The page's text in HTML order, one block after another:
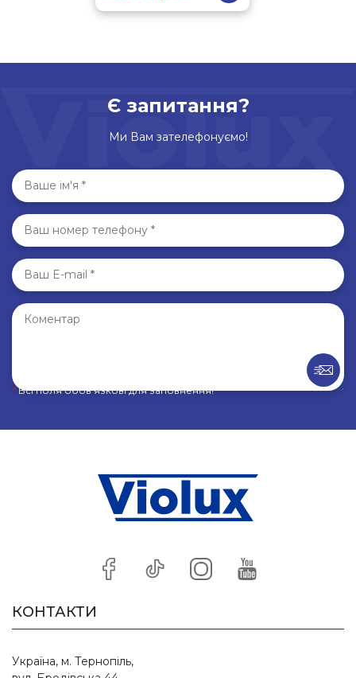
Є запитання?
Ми Вам зателефонуємо!
*Всі поля обов’язкові для заповнення!
КОНТАКТИ
Україна, м. Тернопіль,